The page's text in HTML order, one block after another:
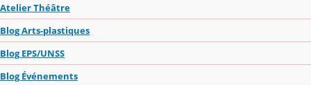
Atelier Théâtre
Blog Arts-plastiques
Blog EPS/UNSS
Blog Événements